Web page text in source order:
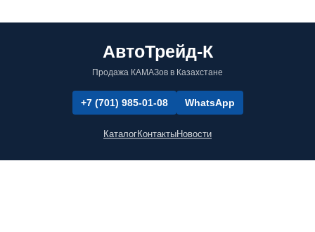
АвтоТрейд-К
Продажа КАМАЗов в Казахстане
+7 (701) 985-01-08 WhatsApp
КаталогКонтактыНовости